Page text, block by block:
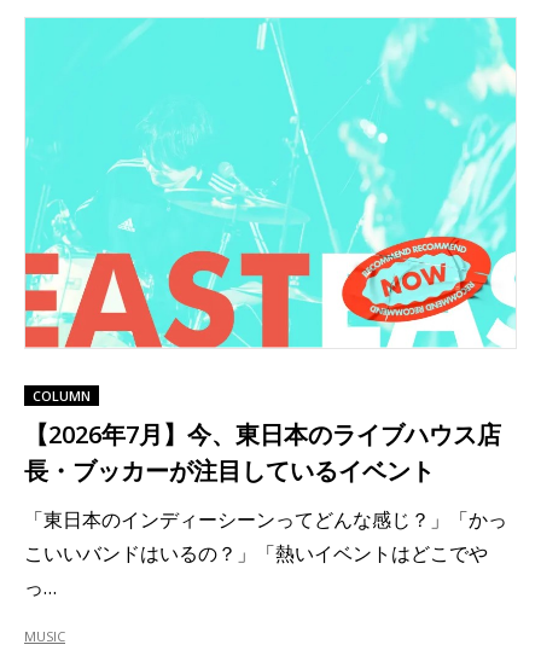
COLUMN
【2026年7月】今、東日本のライブハウス店
長・ブッカーが注目しているイベント
「東日本のインディーシーンってどんな感じ？」「かっ
こいいバンドはいるの？」「熱いイベントはどこでや
っ…
MUSIC